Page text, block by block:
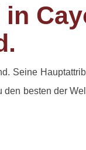
Seine
besten der